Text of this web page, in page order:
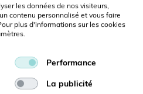
Enregistrer
les données de nos visiteurs,
contenu personnalisé et vous faire
plus d'informations sur les cookies
Performance
La publicité